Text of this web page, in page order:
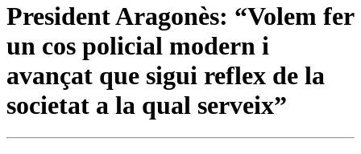
President Aragonès: “Volem fer
un cos policial modern i
avançat que sigui reflex de la
societat a la qual serveix”